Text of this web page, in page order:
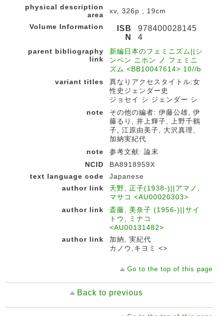
physical description
area
xv, 326p ; 19cm
Volume Information
ISB
N
978400028145
4
parent bibliography
link
新編日本のフェミニズム||シ
ンペン ニホン ノ フェミニ
ズム <BB10047614> 10//b
variant titles
異なりアクセスタイトル:女
性史ジェンダー史
ジョセイ シ ジェンダー シ
note
その他の編者: 伊藤公雄, 伊
藤るり, 井上輝子, 上野千鶴
子, 江原由美子, 大沢真理,
加納実紀代
note
参考文献: 論末
NCID
BA8918959X
text language code
Japanese
author link
天野, 正子(1938-)||アマノ,
マサコ <AU00020303>
author link
斎藤, 美奈子 (1956-)||サイ
トウ, ミナコ
<AU00131482>
author link
加納, 実紀代
カノウ,キヨミ <>
Go to the top of this page
Back to previous